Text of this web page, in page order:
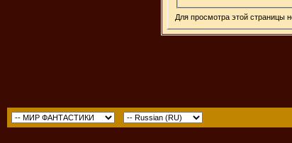
Для просмотра этой страницы